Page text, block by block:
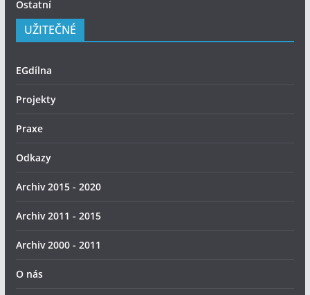
Ostatní
UŽITEČNÉ
EGdílna
Projekty
Praxe
Odkazy
Archiv 2015 - 2020
Archiv 2011 - 2015
Archiv 2000 - 2011
O nás